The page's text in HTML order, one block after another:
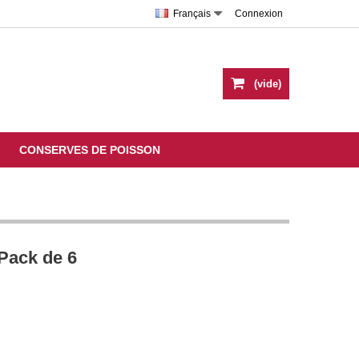
Connexion
Français
(vide)
CONSERVES DE POISSON
de 6